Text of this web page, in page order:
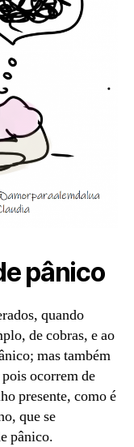
pânico
quando
de cobras, e ao
mas também
ocorrem de
presente, como é
que se
pânico.